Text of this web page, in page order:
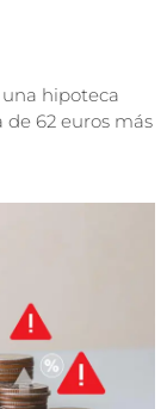
hipoteca
62 euros más